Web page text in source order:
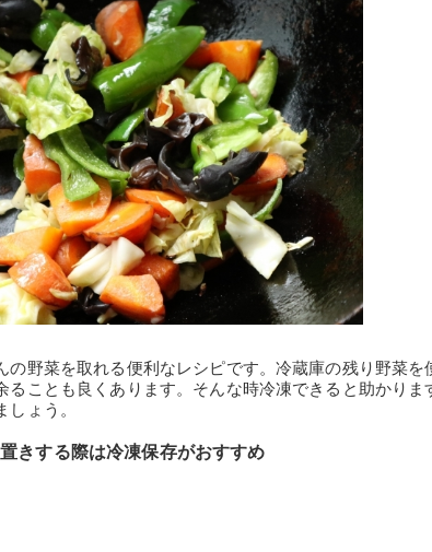
の野菜を取れる便利なレシピです。冷蔵庫の残り野菜を
ることも良くあります。そんな時冷凍できると助かりま
ょう。
きする際は冷凍保存がおすすめ